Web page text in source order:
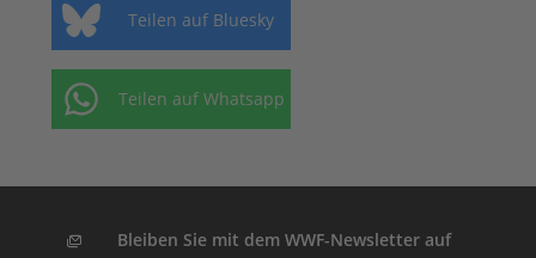
Teilen auf Bluesky
Teilen auf Whatsapp
Bleiben Sie mit dem WWF-Newsletter auf